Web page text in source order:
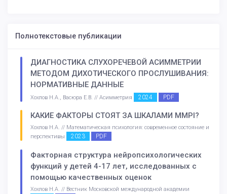
Полнотекстовые публикации
ДИАГНОСТИКА СЛУХОРЕЧЕВОЙ АСИММЕТРИИ
МЕТОДОМ ДИХОТИЧЕСКОГО ПРОСЛУШИВАНИЯ:
НОРМАТИВНЫЕ ДАННЫЕ
Хохлов Н.А., Васюра Е.В. // Асимметрия 2024 PDF
КАКИЕ ФАКТОРЫ СТОЯТ ЗА ШКАЛАМИ MMPI?
Хохлов Н.А. // Математическая психология: современное состояние и
перспективы
2023 PDF
Факторная структура нейропсихологических
функций у детей 4-17 лет, исследованных с
помощью качественных оценок
Хохлов Н.А. // Вестник Московской международной академии